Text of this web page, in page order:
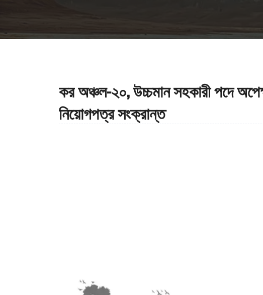
কর অঞ্চল-২০, উচ্চমান সহকারী পদে
নিয়োগপত্র সংক্রান্ত